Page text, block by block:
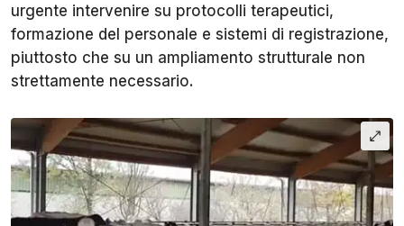
urgente intervenire su protocolli terapeutici,
formazione del personale e sistemi di registrazione,
piuttosto che su un ampliamento strutturale non
strettamente necessario.